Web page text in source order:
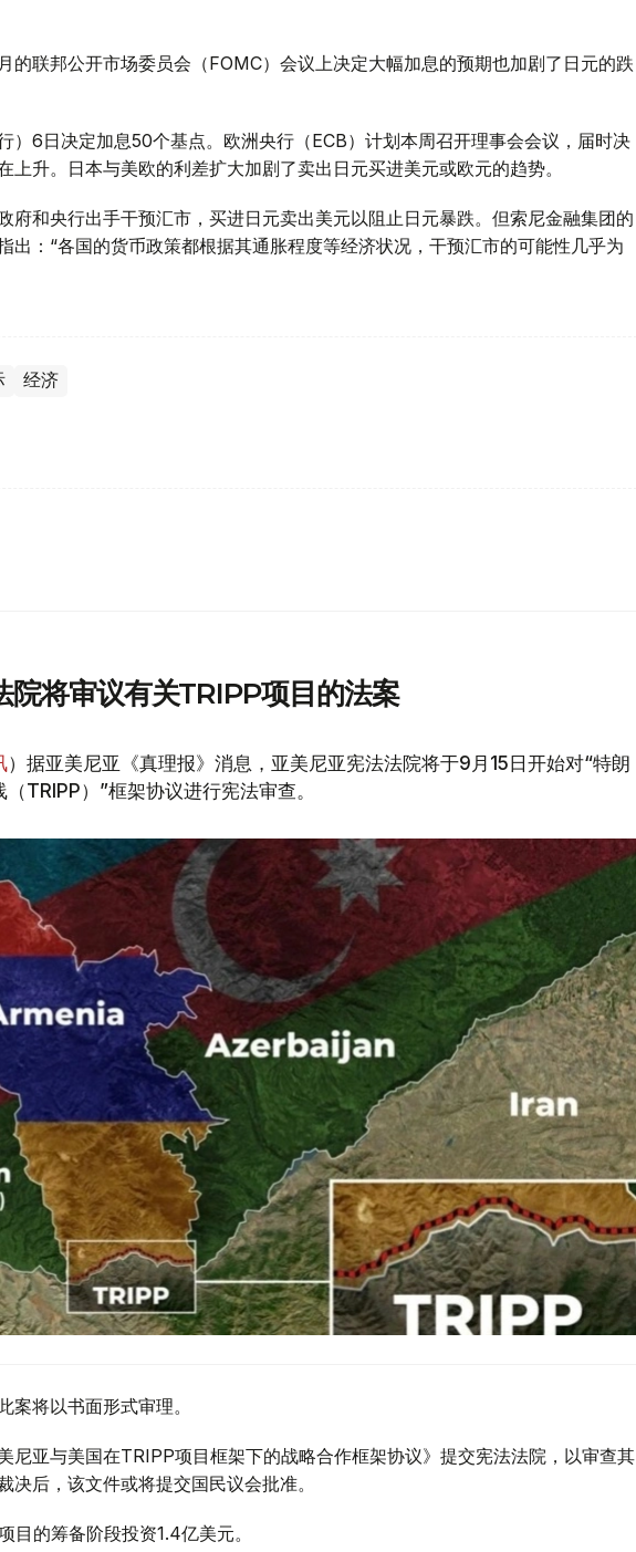
的联邦公开市场委员会（FOMC）会议上决定大幅加息的预期也加剧了日元的跌
）6日决定加息50个基点。欧洲央行（ECB）计划本周召开理事会会议，届时决
上升。日本与美欧的利差扩大加剧了卖出日元买进美元或欧元的趋势。
府和央行出手干预汇市，买进日元卖出美元以阻止日元暴跌。但索尼金融集团的
出：“各国的货币政策都根据其通胀程度等经济状况，干预汇市的可能性几乎为
经济
院将审议有关TRIPP项目的法案
）据亚美尼亚《真理报》消息，亚美尼亚宪法法院将于9月15日开始对“特朗
TRIPP）”框架协议进行宪法审查。
案将以书面形式审理。
尼亚与美国在TRIPP项目框架下的战略合作框架协议》提交宪法法院，以审查其
决后，该文件或将提交国民议会批准。
目的筹备阶段投资1.4亿美元。